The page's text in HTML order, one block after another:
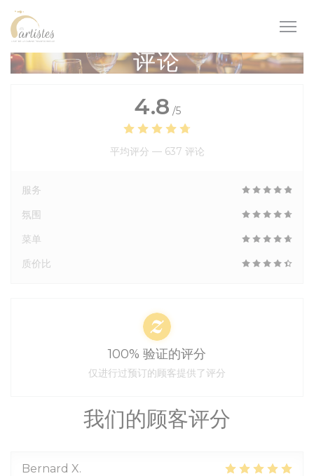
Cookie管理面板
评论
我们的顾客评分
Bernard X
4.8 /5
平均评分 — 637 评论
服务
氛围
菜单
质价比
100% 验证的评分
仅进行过预订的顾客提供了评分